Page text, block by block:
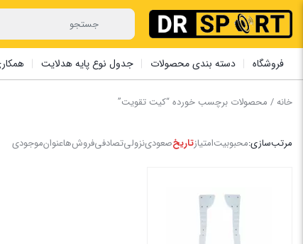
فروشگاه دسته بندی محصولات جدول نوع پایه هدلایت
خانه/ محصولات برچسب خورده “کیت تقویت”
مرتب‌سازی:محبوبیتامتیازتاریخصعودینزولیتصادفیفروش‌هاعنوانموجودی